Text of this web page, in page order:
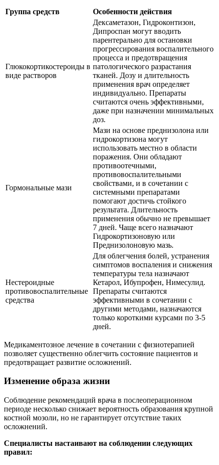
Группа средств Особенности действия
Глюкокортикостероиды в
виде растворов
Дексаметазон, Гидроконтизон,
Дипроспан могут вводить
парентерально для остановки
прогрессирования воспалительного
процесса и предотвращения
патологического разрастания
тканей. Дозу и длительность
применения врач определяет
индивидуально. Препараты
считаются очень эффективными,
даже при назначении минимальных
доз.
Гормональные мази
Мази на основе преднизолона или
гидрокортизона могут
использовать местно в области
поражения. Они обладают
противоотечными,
противовоспалительными
свойствами, и в сочетании с
системными препаратами
помогают достичь стойкого
результата. Длительность
применения обычно не превышает
7 дней. Чаще всего назначают
Гидрокортизоновую или
Преднизолоновую мазь.
Нестероидные
противовоспалительные
средства
Для облегчения болей, устранения
симптомов воспаления и снижения
температуры тела назначают
Кетарол, Ибупрофен, Нимесулид.
Препараты считаются
эффективными в сочетании с
другими методами, назначаются
только короткими курсами по 3-5
дней.
Медикаментозное лечение в сочетании с физиотерапией
позволяет существенно облегчить состояние пациентов и
предотвращает развитие осложнений.
Изменение образа жизни
Соблюдение рекомендаций врача в послеоперационном
периоде несколько снижает вероятность образования крупной
костной мозоли, но не гарантирует отсутствие таких
осложнений.
Специалисты настаивают на соблюдении следующих
правил: